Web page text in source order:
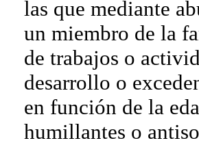
las que mediante
un miembro de la
de trabajos o
desarrollo o
en función de la
humillantes o